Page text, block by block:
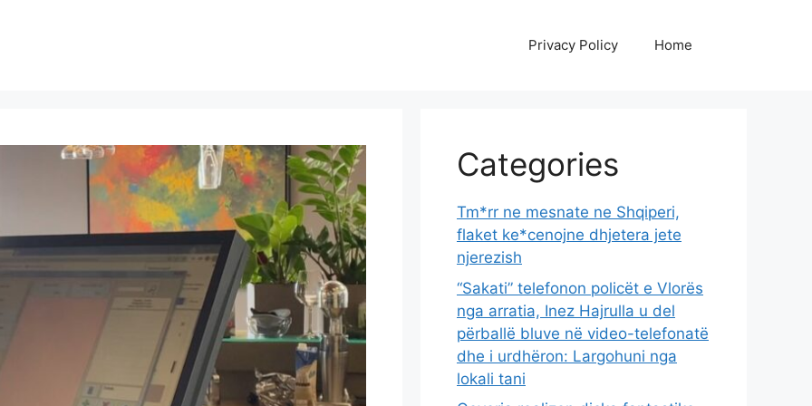
Privacy Policy Home
Categories
Tm*rr ne mesnate ne Shqiperi,
flaket ke*cenojne dhjetera jete
njerezish
“Sakati” telefonon policët e Vlorës
nga arratia, Inez Hajrulla u del
përballë bluve në video-telefonatë
dhe i urdhëron: Largohuni nga
lokali tani